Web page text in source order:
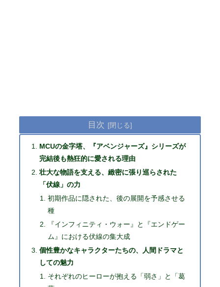
目次
MCUの金字塔、『アベンジャーズ』シリーズが
完結後も熱狂的に愛される理由
壮大な物語を支える、緻密に張り巡らされた
「伏線」の力
初期作品に隠された、後の展開を予感させる
種
『インフィニティ・ウォー』と『エンドゲー
ム』における伏線の集大成
個性豊かなキャラクターたちの、人間ドラマと
しての魅力
それぞれのヒーローが抱える「弱さ」と「葛